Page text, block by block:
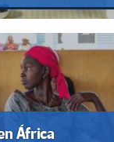
África